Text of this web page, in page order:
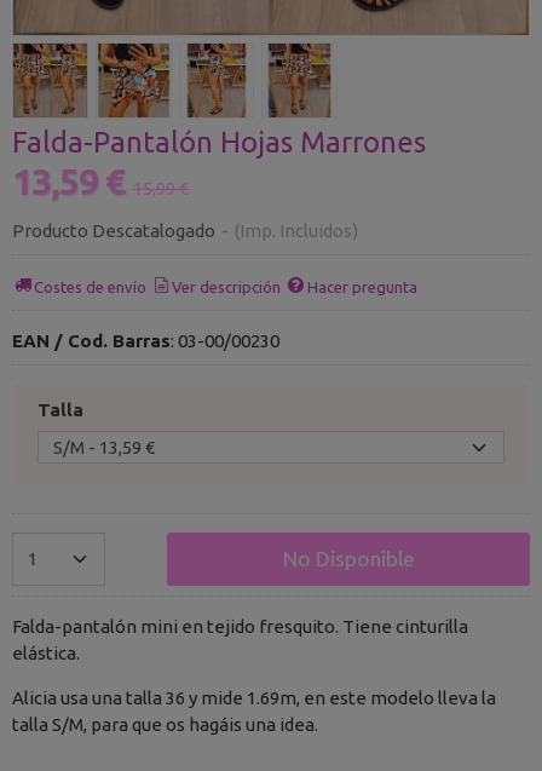
Falda-Pantalón Hojas Marrones
13,59 € 15,99 €
Producto Descatalogado - (Imp. Incluidos)
Costes de envío Ver descripción Hacer pregunta
EAN / Cod. Barras: 03-00/00230
Talla
No Disponible
Falda-pantalón mini en tejido fresquito. Tiene cinturilla
elástica.
Alicia usa una talla 36 y mide 1.69m, en este modelo lleva la
talla S/M, para que os hagáis una idea.